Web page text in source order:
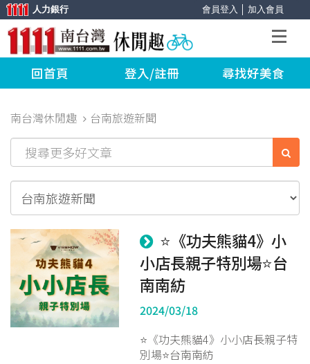
會員登入 加入會員
人力銀行
回首頁 登入/註冊 尋找好美食
南台灣休閒趣 台南旅遊新聞
⭐《功夫熊貓4》小
小店長親子特別場⭐台
南南紡
2024/03/18
⭐《功夫熊貓4》小小店長親子特
別場⭐台南南紡